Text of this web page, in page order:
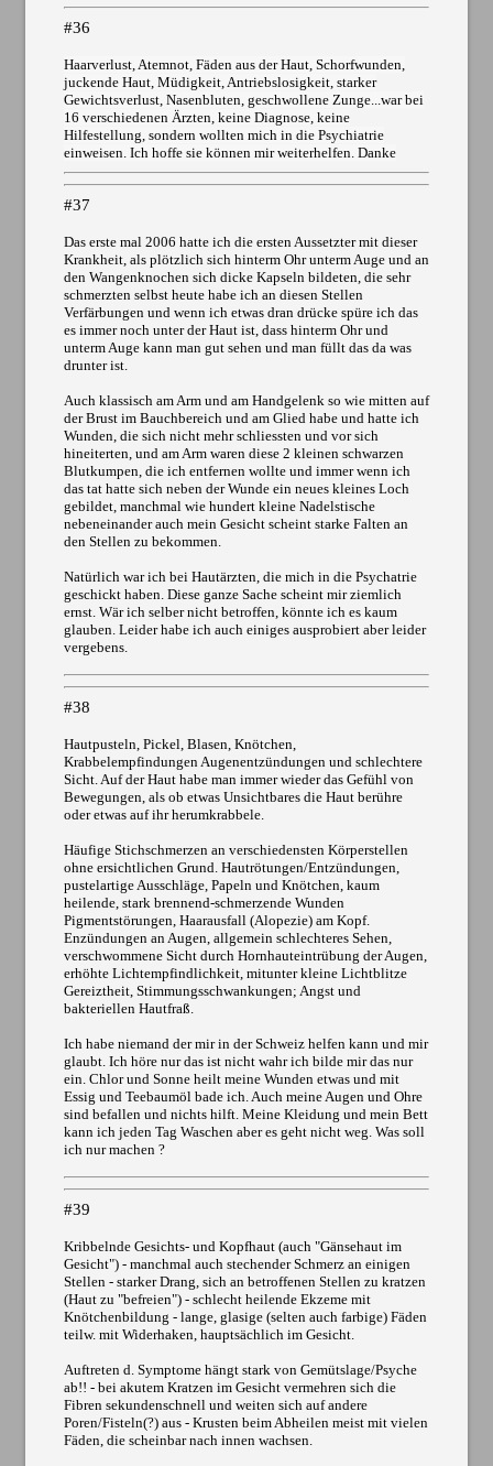
#36
Haarverlust, Atemnot, Fäden aus der Haut, Schorfwunden,
juckende Haut, Müdigkeit, Antriebslosigkeit, starker
Gewichtsverlust, Nasenbluten, geschwollene Zunge...war bei
16 verschiedenen Ärzten, keine Diagnose, keine
Hilfestellung, sondern wollten mich in die Psychiatrie
einweisen. Ich hoffe sie können mir weiterhelfen. Danke
#37
Das erste mal 2006 hatte ich die ersten Aussetzter mit dieser
Krankheit, als plötzlich sich hinterm Ohr unterm Auge und an
den Wangenknochen sich dicke Kapseln bildeten, die sehr
schmerzten selbst heute habe ich an diesen Stellen
Verfärbungen und wenn ich etwas dran drücke spüre ich das
es immer noch unter der Haut ist, dass hinterm Ohr und
unterm Auge kann man gut sehen und man füllt das da was
drunter ist.
Auch klassisch am Arm und am Handgelenk so wie mitten auf
der Brust im Bauchbereich und am Glied habe und hatte ich
Wunden, die sich nicht mehr schliessten und vor sich
hineiterten, und am Arm waren diese 2 kleinen schwarzen
Blutkumpen, die ich entfernen wollte und immer wenn ich
das tat hatte sich neben der Wunde ein neues kleines Loch
gebildet, manchmal wie hundert kleine Nadelstische
nebeneinander auch mein Gesicht scheint starke Falten an
den Stellen zu bekommen.
Natürlich war ich bei Hautärzten, die mich in die Psychatrie
geschickt haben. Diese ganze Sache scheint mir ziemlich
ernst. Wär ich selber nicht betroffen, könnte ich es kaum
glauben. Leider habe ich auch einiges ausprobiert aber leider
vergebens.
#38
Hautpusteln, Pickel, Blasen, Knötchen,
Krabbelempfindungen Augenentzündungen und schlechtere
Sicht. Auf der Haut habe man immer wieder das Gefühl von
Bewegungen, als ob etwas Unsichtbares die Haut berühre
oder etwas auf ihr herumkrabbele.
Häufige Stichschmerzen an verschiedensten Körperstellen
ohne ersichtlichen Grund. Hautrötungen/Entzündungen,
pustelartige Ausschläge, Papeln und Knötchen, kaum
heilende, stark brennend-schmerzende Wunden
Pigmentstörungen, Haarausfall (Alopezie) am Kopf.
Enzündungen an Augen, allgemein schlechteres Sehen,
verschwommene Sicht durch Hornhauteintrübung der Augen,
erhöhte Lichtempfindlichkeit, mitunter kleine Lichtblitze
Gereiztheit, Stimmungsschwankungen; Angst und
bakteriellen Hautfraß.
Ich habe niemand der mir in der Schweiz helfen kann und mir
glaubt. Ich höre nur das ist nicht wahr ich bilde mir das nur
ein. Chlor und Sonne heilt meine Wunden etwas und mit
Essig und Teebaumöl bade ich. Auch meine Augen und Ohre
sind befallen und nichts hilft. Meine Kleidung und mein Bett
kann ich jeden Tag Waschen aber es geht nicht weg. Was soll
ich nur machen ?
#39
Kribbelnde Gesichts- und Kopfhaut (auch "Gänsehaut im
Gesicht") - manchmal auch stechender Schmerz an einigen
Stellen - starker Drang, sich an betroffenen Stellen zu kratzen
(Haut zu "befreien") - schlecht heilende Ekzeme mit
Knötchenbildung - lange, glasige (selten auch farbige) Fäden
teilw. mit Widerhaken, hauptsächlich im Gesicht.
Auftreten d. Symptome hängt stark von Gemütslage/Psyche
ab!! - bei akutem Kratzen im Gesicht vermehren sich die
Fibren sekundenschnell und weiten sich auf andere
Poren/Fisteln(?) aus - Krusten beim Abheilen meist mit vielen
Fäden, die scheinbar nach innen wachsen.